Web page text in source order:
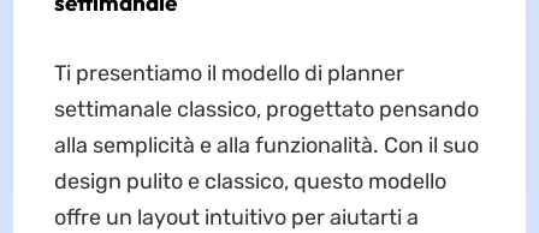
Ti presentiamo il modello di planner
settimanale classico, progettato pensando
alla semplicità e alla funzionalità. Con il suo
design pulito e classico, questo modello
offre un layout intuitivo per aiutarti a